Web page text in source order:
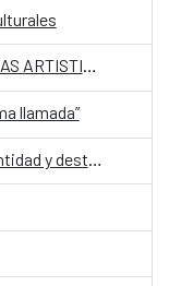
PROYECTO INTERCAMBIO RESIDENCIAS ARTISTICAS
llamada”